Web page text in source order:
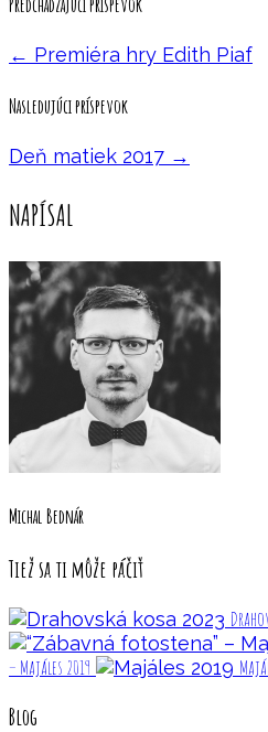
← Premiéra hry Edith Piaf
Nasledujúci príspevok
Deň matiek 2017 →
NAPÍSAL
Michal Bednár
Tiež sa ti môže páčiť
– Majáles 2019
Blog